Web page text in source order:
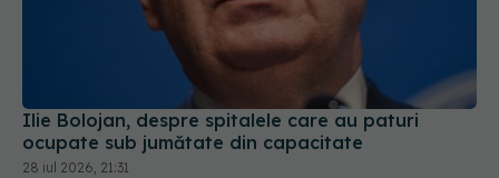
Ilie Bolojan, despre spitalele care au paturi
ocupate sub jumătate din capacitate
28 iul 2026, 21:31